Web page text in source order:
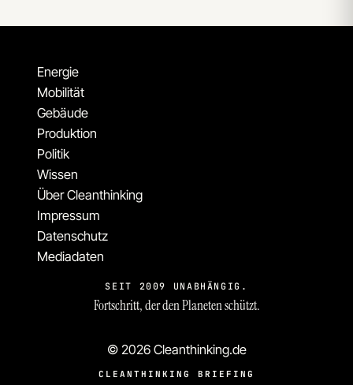
Energie
Mobilität
Gebäude
Produktion
Politik
Wissen
Über Cleanthinking
Impressum
Datenschutz
Mediadaten
SEIT 2009 UNABHÄNGIG.
Fortschritt, der den Planeten schützt.
© 2026 Cleanthinking.de
CLEANTHINKING BRIEFING